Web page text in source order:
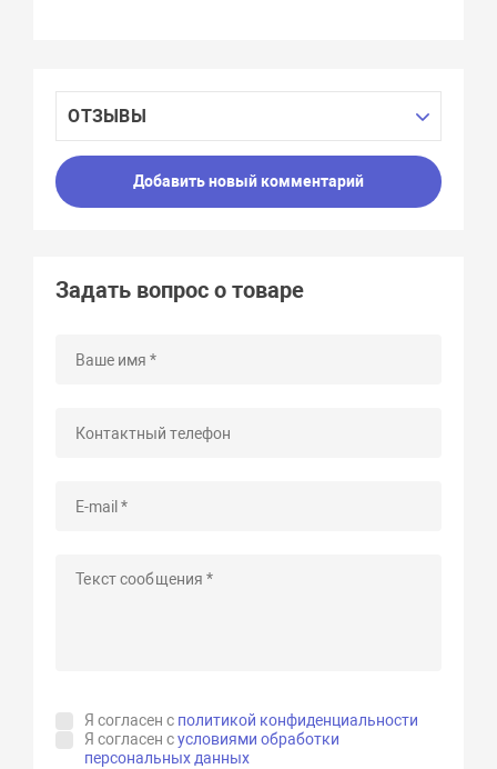
ОТЗЫВЫ
Добавить новый комментарий
Задать вопрос о товаре
Я согласен с политикой конфиденциальности
Я согласен сусловиями обработки
персональных данных